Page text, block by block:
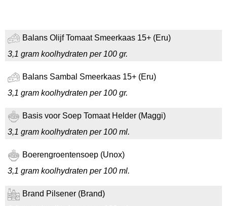
Balans Olijf Tomaat Smeerkaas 15+ (Eru)
3,1 gram koolhydraten per 100 gr.
Balans Sambal Smeerkaas 15+ (Eru)
3,1 gram koolhydraten per 100 gr.
Basis voor Soep Tomaat Helder (Maggi)
3,1 gram koolhydraten per 100 ml.
Boerengroentensoep (Unox)
3,1 gram koolhydraten per 100 ml.
Brand Pilsener (Brand)